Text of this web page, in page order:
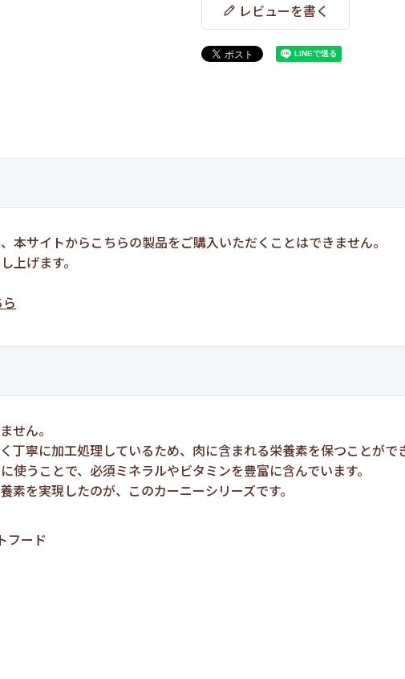
レビューを書く
本サイトからこちらの製品をご購入いただくことはできません。
上げます。
せん。
丁寧に加工処理しているため、肉に含まれる栄養素を保つことがで
うことで、必須ミネラルやビタミンを豊富に含んでいます。
を実現したのが、このカーニーシリーズです。
フード